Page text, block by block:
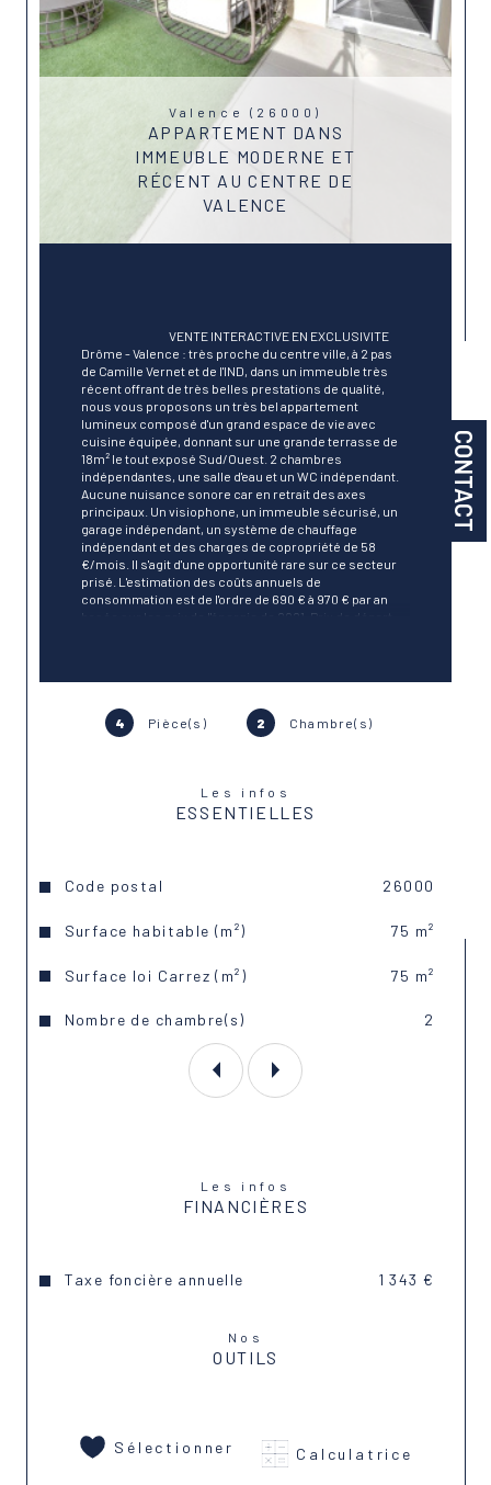
CONTACT
Valence (26000)
APPARTEMENT DANS
IMMEUBLE MODERNE ET
RÉCENT AU CENTRE DE
VALENCE
4 Pièce(s) 2 Chambre(s)
Les infos
ESSENTIELLES
Caractéristiques Valeurs
Code postal 26000
Surface habitable (m²) 75 m²
Surface loi Carrez (m²) 75 m²
Nombre de chambre(s) 2
Drôme - Valence : très proche du centre ville, à 2 pas
de Camille Vernet et de l'IND, dans un immeuble très
récent offrant de très belles prestations de qualité,
nous vous proposons un très bel appartement
lumineux composé d'un grand espace de vie avec
cuisine équipée, donnant sur une grande terrasse de
18m² le tout exposé Sud/Ouest. 2 chambres
indépendantes, une salle d'eau et un WC indépendant.
Aucune nuisance sonore car en retrait des axes
principaux. Un visiophone, un immeuble sécurisé, un
garage indépendant, un système de chauffage
indépendant et des charges de copropriété de 58
€/mois. Il s'agit d'une opportunité rare sur ce secteur
prisé. L'estimation des coûts annuels de
consommation est de l'ordre de 690 € à 970 € par an
basée sur les prix de l'énergie de 2021. Prix de départ
Les infos
FINANCIÈRES
Taxe foncière annuelle 1 343 €
Nos
OUTILS
Sélectionner Calculatrice